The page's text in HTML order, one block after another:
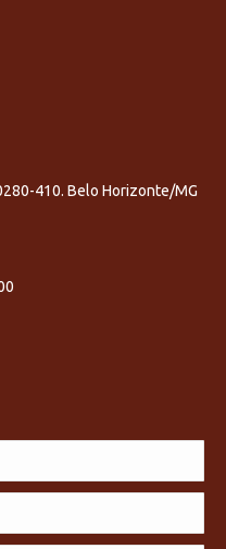
410. Belo Horizonte/MG